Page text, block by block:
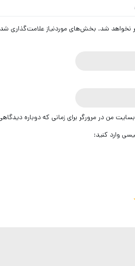
نخواهد شد. بخش‌های موردنیاز علامت‌گذاری
من در مرورگر برای زمانی که دوباره
وارد کنید: